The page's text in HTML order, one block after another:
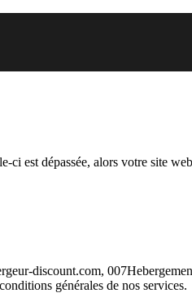
est dépassée, alors votre site
discount.com,
générales de nos services.